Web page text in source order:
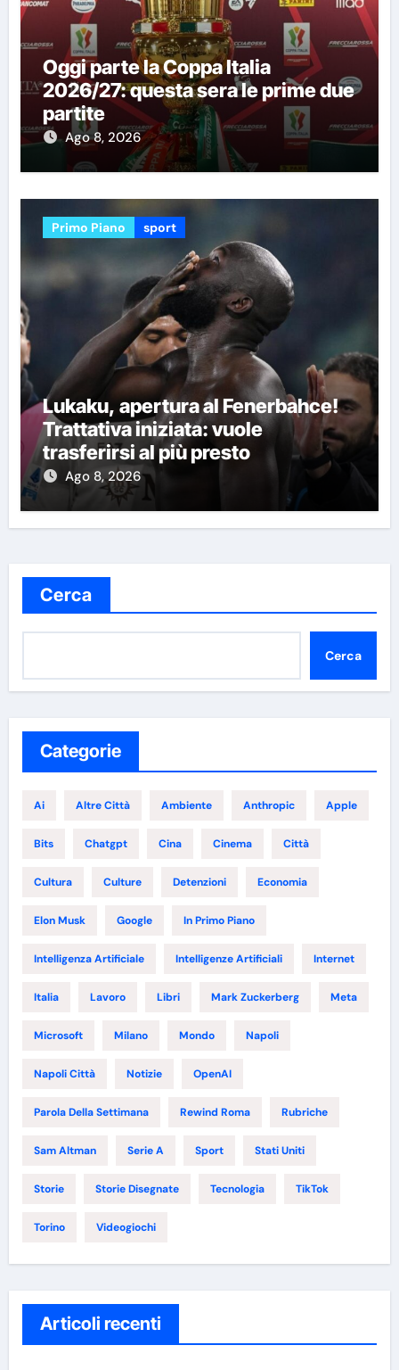
Oggi parte la Coppa Italia
2026/27: questa sera le prime due
partite
Ago 8, 2026
Primo Piano sport
Lukaku, apertura al Fenerbahce!
Trattativa iniziata: vuole
trasferirsi al più presto
Ago 8, 2026
Cerca
Cerca
Categorie
Ai Altre Città Ambiente Anthropic Apple
Bits Chatgpt Cina Cinema Città
Cultura Culture Detenzioni Economia
Elon Musk Google In Primo Piano
Intelligenza Artificiale Intelligenze Artificiali Internet
Italia Lavoro Libri Mark Zuckerberg Meta
Microsoft Milano Mondo Napoli
Napoli Città Notizie OpenAI
Parola Della Settimana Rewind Roma Rubriche
Sam Altman Serie A Sport Stati Uniti
Storie Storie Disegnate Tecnologia TikTok
Torino Videogiochi
Articoli recenti